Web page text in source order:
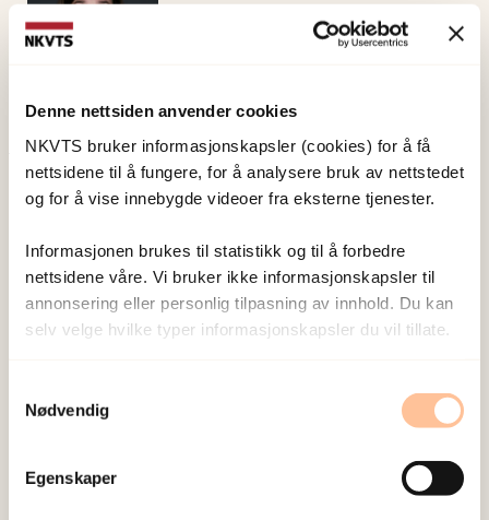
Denne nettsiden anvender cookies
NKVTS bruker informasjonskapsler (cookies) for å få
nettsidene til å fungere, for å analysere bruk av nettstedet
og for å vise innebygde videoer fra eksterne tjenester.
Informasjonen brukes til statistikk og til å forbedre
nettsidene våre. Vi bruker ikke informasjonskapsler til
annonsering eller personlig tilpasning av innhold. Du kan
selv velge hvilke typer informasjonskapsler du vil tillate.
Nødvendig
Egenskaper
Publisert:19. mars 2026
Sist redigert:7. august 2026
om vold og traumatisk stress. Formålet er å bidra
sosiale konsekvensene som vold og traumatisk